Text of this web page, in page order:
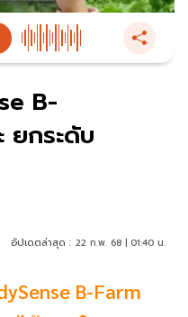
B-
ยกระดับ
อัปเดตล่าสุด : 22 ก.พ. 68 | 01:40 น.
B-Farm